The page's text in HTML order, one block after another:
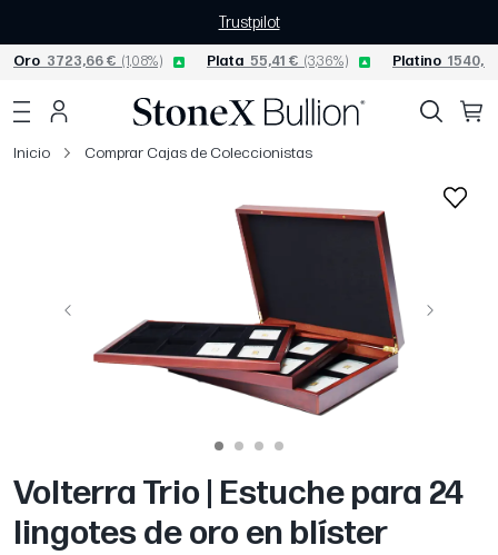
Trustpilot
Oro 3723,66 € (1,08%) Plata 55,41 € (3,36%) Platino
Inicio Comprar Cajas de Coleccionistas
Página anterior Siguiente
Volterra Trio | Estuche para 24
lingotes de oro en blíster